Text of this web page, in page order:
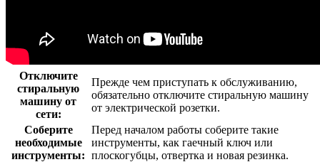
Отключите
стиральную
машину от
сети:
Прежде чем приступать к обслуживанию,
обязательно отключите стиральную машину
от электрической розетки.
Соберите
необходимые
инструменты:
Перед началом работы соберите такие
инструменты, как гаечный ключ или
плоскогубцы, отвертка и новая резинка.